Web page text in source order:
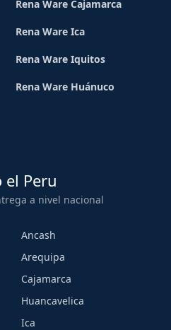
Rena Ware Cajamarca
Rena Ware Ica
Rena Ware Iquitos
Rena Ware Huánuco
el Peru
a nivel nacional
Ancash
Arequipa
Cajamarca
Huancavelica
Ica